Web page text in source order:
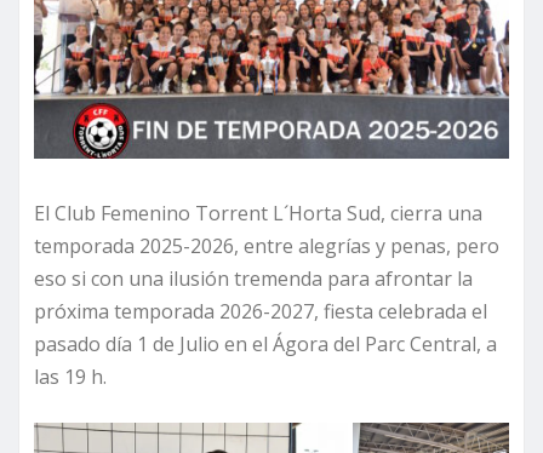
El Club Femenino Torrent L´Horta Sud, cierra una
temporada 2025-2026, entre alegrías y penas, pero
eso si con una ilusión tremenda para afrontar la
próxima temporada 2026-2027, fiesta celebrada el
pasado día 1 de Julio en el Ágora del Parc Central, a
las 19 h.